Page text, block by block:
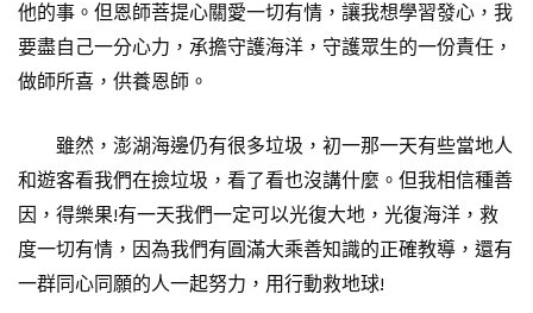
他的事。但恩師菩提心關愛一切有情，讓我想學習發心，我
要盡自己一分心力，承擔守護海洋，守護眾生的一份責任，
做師所喜，供養恩師。
雖然，澎湖海邊仍有很多垃圾，初一那一天有些當地人
和遊客看我們在撿垃圾，看了看也沒講什麼。但我相信種善
因，得樂果!有一天我們一定可以光復大地，光復海洋，救
度一切有情，因為我們有圓滿大乘善知識的正確教導，還有
一群同心同願的人一起努力，用行動救地球!